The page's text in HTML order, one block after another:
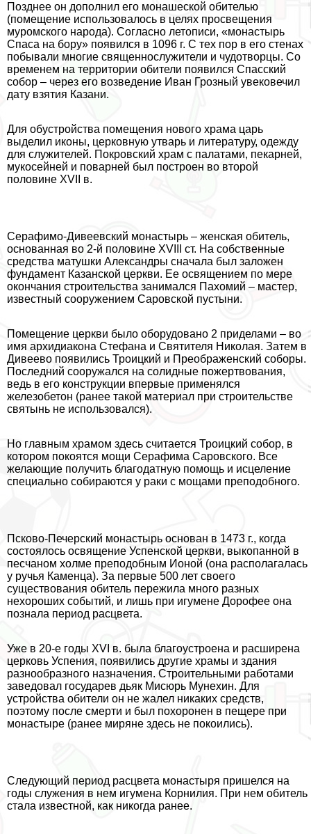
Позднее он дополнил его монашеской обителью
(помещение использовалось в целях просвещения
муромского народа). Согласно летописи, «монастырь
Спаса на бору» появился в 1096 г. С тех пор в его стенах
побывали многие священнослужители и чудотворцы. Со
временем на территории обители появился Спасский
собор – через его возведение Иван Грозный увековечил
дату взятия Казани.
Для обустройства помещения нового храма царь
выделил иконы, церковную утварь и литературу, одежду
для служителей. Покровский храм с палатами, пекарней,
мукосейней и поварней был построен во второй
половине XVII в.
Серафимо-Дивеевский монастырь – женская обитель,
основанная во 2-й половине XVIII ст. На собственные
средства матушки Александры сначала был заложен
фундамент Казанской церкви. Ее освящением по мере
окончания строительства занимался Пахомий – мастер,
известный сооружением Саровской пустыни.
Помещение церкви было оборудовано 2 приделами – во
имя архидиакона Стефана и Святителя Николая. Затем в
Дивеево появились Троицкий и Преображенский соборы.
Последний сооружался на солидные пожертвования,
ведь в его конструкции впервые применялся
железобетон (ранее такой материал при строительстве
святынь не использовался).
Но главным храмом здесь считается Троицкий собор, в
котором покоятся мощи Серафима Саровского. Все
желающие получить благодатную помощь и исцеление
специально собираются у paки с мощами преподобного.
Псково-Печерский монастырь основан в 1473 г., когда
состоялось освящение Успенской церкви, выкопанной в
песчаном холме преподобным Ионой (она располагалась
у ручья Каменца). За первые 500 лет своего
существования обитель пережила много разных
нехороших событий, и лишь при игумене Дорофее она
познала период расцвета.
Уже в 20-е годы XVI в. была благоустроена и расширена
церковь Успения, появились другие храмы и здания
разнообразного назначения. Строительными работами
заведовал государев дьяк Мисюрь Мунехин. Для
устройства обители он не жалел никаких средств,
поэтому после cмepти и был похоронен в пещере при
монастыре (ранее миряне здесь не покоились).
Следующий период расцвета монастыря пришелся на
годы служения в нем игумена Корнилия. При нем обитель
стала известной, как никогда ранее.